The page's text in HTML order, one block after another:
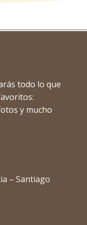
todo lo que
y mucho
– Santiago